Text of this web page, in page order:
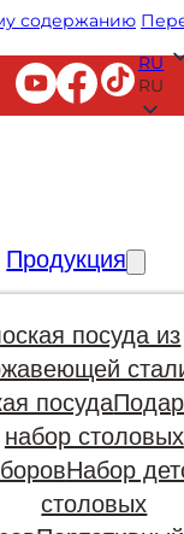
содержанию
RU
RU
Продукция
посуда из
посуда
набор столовых
Набор
столовых